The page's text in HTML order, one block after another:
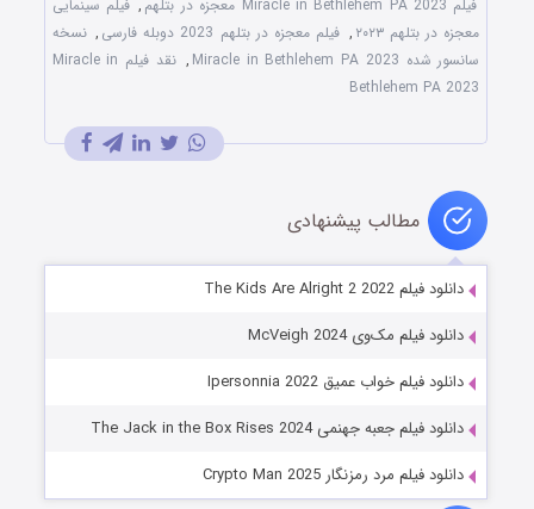
فیلم Miracle in Bethlehem PA 2023 معجزه در بتلهم , فیلم سینمایی
معجزه در بتلهم ۲۰۲۳
, فیلم معجزه در بتلهم 2023 دوبله فارسی , نسخه
سانسور شده Miracle in Bethlehem PA 2023
,
نقد فیلم Miracle in
Bethlehem PA 2023
مطالب پیشنهادی
دانلود فیلم The Kids Are Alright 2 2022
دانلود فیلم مک‌وی McVeigh 2024
دانلود فیلم خواب عمیق Ipersonnia 2022
دانلود فیلم جعبه جهنمی The Jack in the Box Rises 2024
دانلود فیلم مرد رمزنگار Crypto Man 2025